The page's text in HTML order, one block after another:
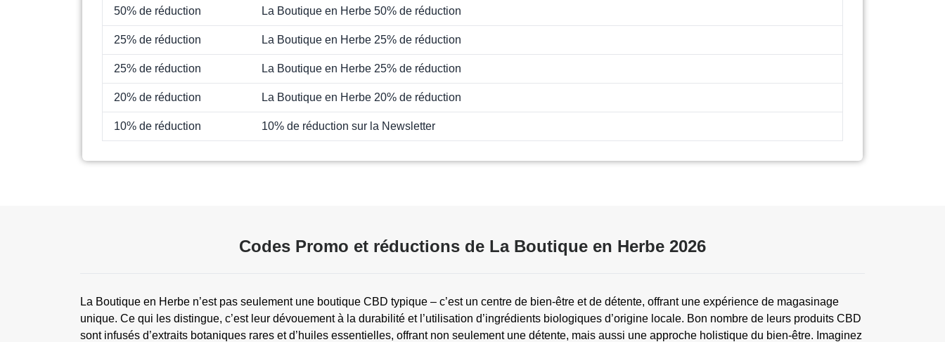
50% de réduction La Boutique en Herbe 50% de réduction
25% de réduction La Boutique en Herbe 25% de réduction
25% de réduction La Boutique en Herbe 25% de réduction
20% de réduction La Boutique en Herbe 20% de réduction
10% de réduction 10% de réduction sur la Newsletter
Codes Promo et réductions de La Boutique en Herbe 2026
La Boutique en Herbe n’est pas seulement une boutique CBD typique – c’est un centre de bien-être et de détente, offrant une expérience de magasinage
unique. Ce qui les distingue, c’est leur dévouement à la durabilité et l’utilisation d’ingrédients biologiques d’origine locale. Bon nombre de leurs produits CBD
sont infusés d’extraits botaniques rares et d’huiles essentielles, offrant non seulement une détente, mais aussi une approche holistique du bien-être. Imaginez